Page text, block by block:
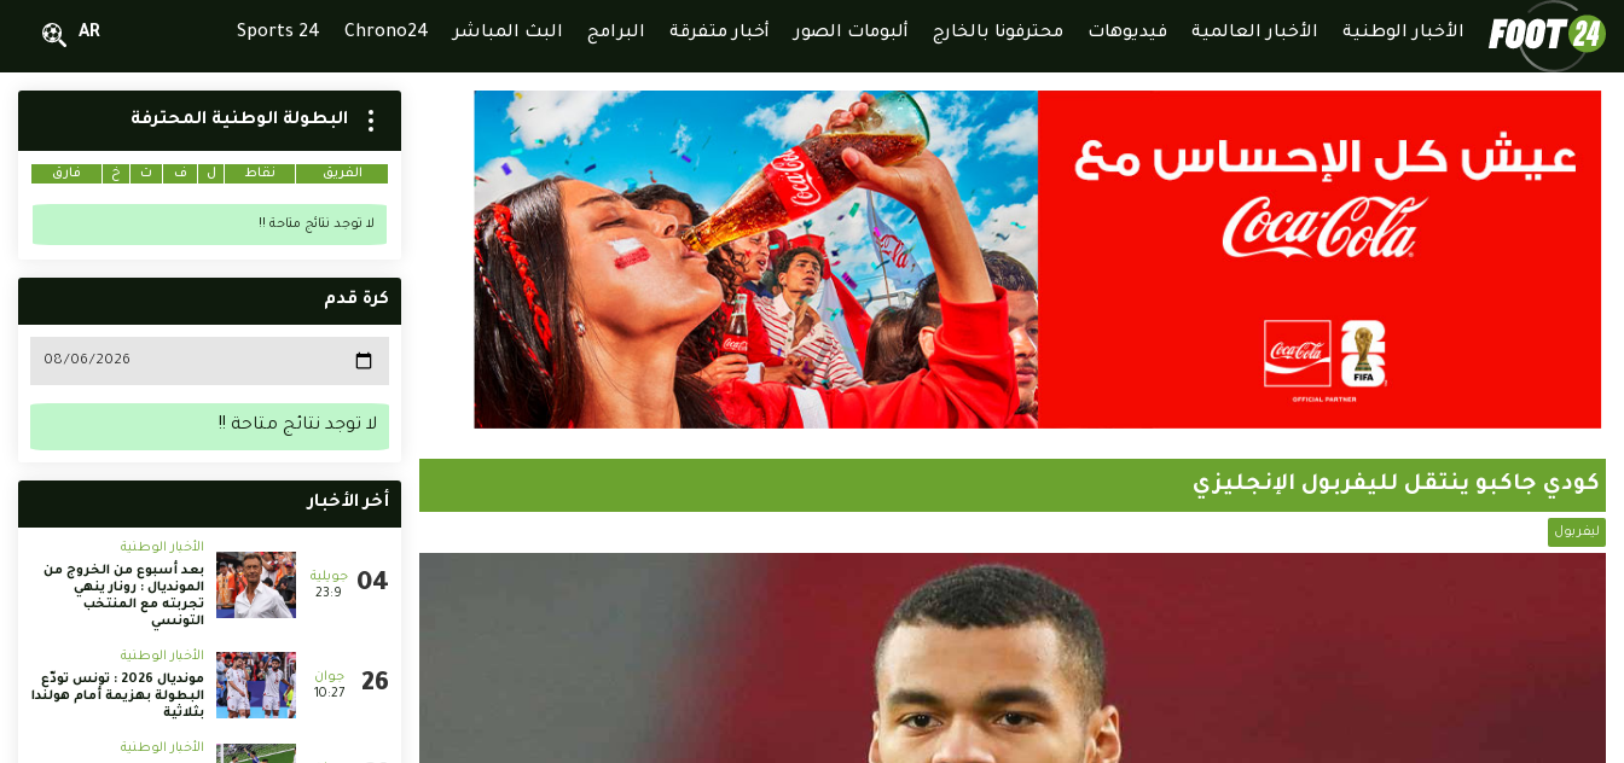
الأخبار الوطنية الأخبار العالمية فيديوهات محترفونا بالخارج ألبومات الصور أخبار متفرقة البرامج البث المباشر Chrono24
Sports 24
AR
كودي جاكبو ينتقل لليفربول الإنجليزي
ليفربول
البطولة الوطنية المحترفة
الفريق نقاط ل ف ت خ فارق
لا توجد نتائج متاحة !!
كرة قدم
لا توجد نتائج متاحة !!
أخر الأخبار
23:9
الأخبار الوطنية
بعد أسبوع من الخروج من
المونديال : رونار ينهي
تجربته مع المنتخب
التونسي
10:27
الأخبار الوطنية
مونديال 2026 : تونس تودّع
البطولة بهزيمة أمام هولندا
بثلاثية
الأخبار الوطنية